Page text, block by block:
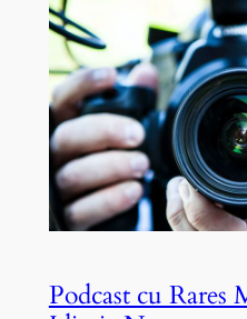
Podcast cu Rares